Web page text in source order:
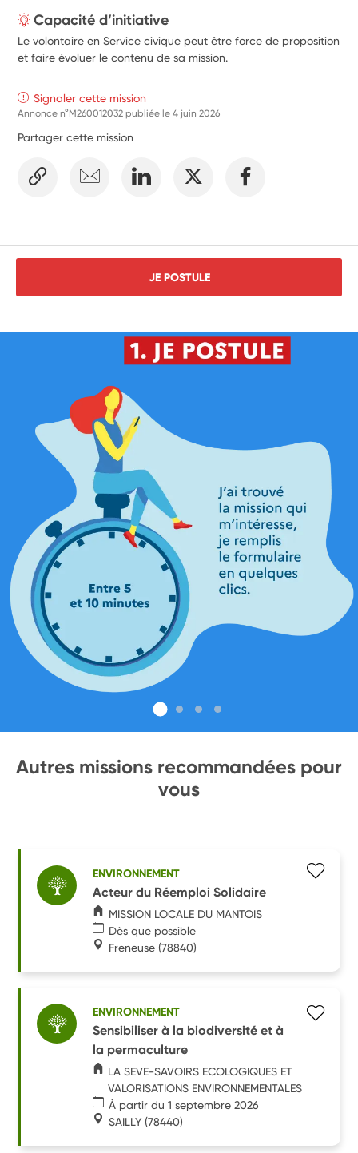
Capacité d’initiative
Le volontaire en Service civique peut être force de proposition
et faire évoluer le contenu de sa mission.
Signaler cette mission
Annonce n°M260012032 publiée le4 juin 2026
Partager cette mission
JE POSTULE
Autres missions recommandées pour
vous
ENVIRONNEMENT
Acteur du Réemploi Solidaire
MISSION LOCALE DU MANTOIS
Dès que possible
Freneuse (78840)
ENVIRONNEMENT
Sensibiliser à la biodiversité et à
la permaculture
LA SEVE-SAVOIRS ECOLOGIQUES ET
VALORISATIONS ENVIRONNEMENTALES
À partir du 1 septembre 2026
SAILLY (78440)